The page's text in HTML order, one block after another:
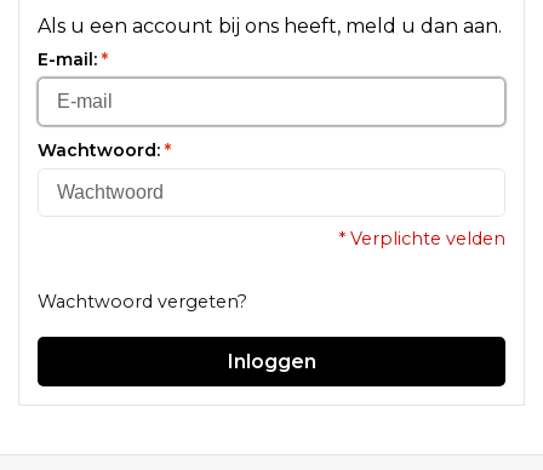
Als u een account bij ons heeft, meld u dan aan.
E-mail: *
Wachtwoord: *
* Verplichte velden
Wachtwoord vergeten?
Inloggen